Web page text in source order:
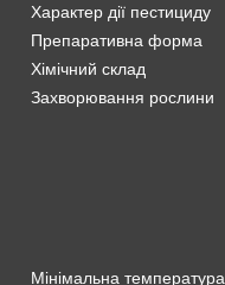
Характер дії пестициду
Препаративна форма
Хімічний склад
Захворювання рослини
Мінімальна температура